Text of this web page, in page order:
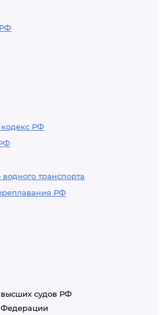
кодекс РФ
транспорта
РФ
судов РФ
Федерации